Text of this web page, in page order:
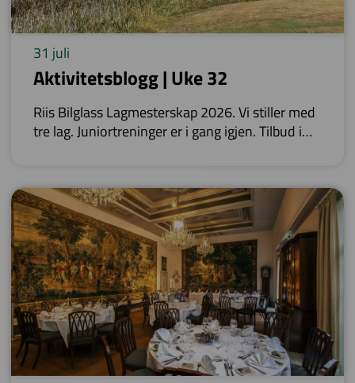
31 juli
Aktivitetsblogg | Uke 32
Riis Bilglass Lagmesterskap 2026. Vi stiller med
tre lag. Juniortreninger er i gang igjen. Tilbud i